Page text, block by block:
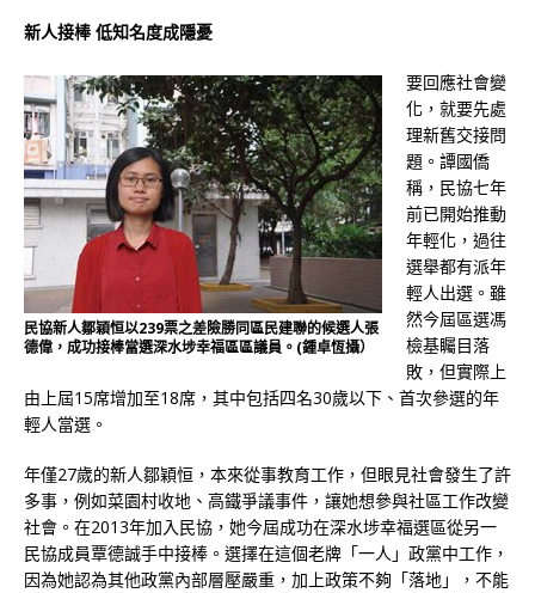
新人接棒 低知名度成隱憂
民協新人鄒穎恒以239票之差險勝同區民建聯的候選人張
德偉，成功接棒當選深水埗幸福區區議員。(鍾卓恆攝）
要回應社會變
化，就要先處
理新舊交接問
題。譚國僑
稱，民協七年
前已開始推動
年輕化，過往
選舉都有派年
輕人出選。雖
然今屆區選馮
檢基矚目落
敗，但實際上
由上屆15席增加至18席，其中包括四名30歲以下、首次參選的年
輕人當選。
年僅27歲的新人鄒穎恒，本來從事教育工作，但眼見社會發生了許
多事，例如菜園村收地、高鐵爭議事件，讓她想參與社區工作改變
社會。在2013年加入民協，她今屆成功在深水埗幸福選區從另一
民協成員覃德誠手中接棒。選擇在這個老牌「一人」政黨中工作，
因為她認為其他政黨內部層壓嚴重，加上政策不夠「落地」，不能